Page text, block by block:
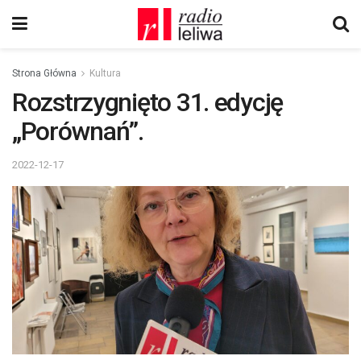
Strona Główna Kultura
Rozstrzygnięto 31. edycję
„Porównań”.
2022-12-17